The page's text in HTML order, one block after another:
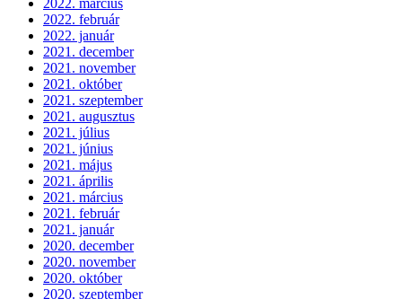
2022. március
2022. február
2022. január
2021. december
2021. november
2021. október
2021. szeptember
2021. augusztus
2021. július
2021. június
2021. május
2021. április
2021. március
2021. február
2021. január
2020. december
2020. november
2020. október
2020. szeptember